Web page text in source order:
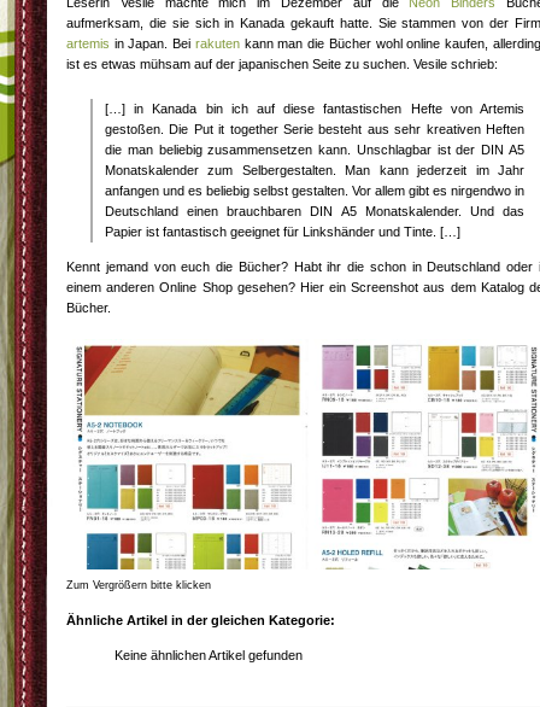
aufmerksam, die sie sich in Kanada gekauft hatte. Sie stammen von der
artemis in Japan. Bei rakuten kann man die Bücher wohl online kaufen,
ist es etwas mühsam auf der japanischen Seite zu suchen. Vesile schrieb:
[…] in Kanada bin ich auf diese fantastischen Hefte von Artemis
gestoßen. Die Put it together Serie besteht aus sehr kreativen Heften
die man beliebig zusammensetzen kann. Unschlagbar ist der DIN A5
Monatskalender zum Selbergestalten. Man kann jederzeit im Jahr
anfangen und es beliebig selbst gestalten. Vor allem gibt es nirgendwo in
Deutschland einen brauchbaren DIN A5 Monatskalender. Und das
Papier ist fantastisch geeignet für Linkshänder und Tinte. […]
Kennt jemand von euch die Bücher? Habt ihr die schon in Deutschland oder
einem anderen Online Shop gesehen? Hier ein Screenshot aus dem Katalog
Bücher.
Zum Vergrößern bitte klicken
Ähnliche Artikel in der gleichen Kategorie:
Keine ähnlichen Artikel gefunden